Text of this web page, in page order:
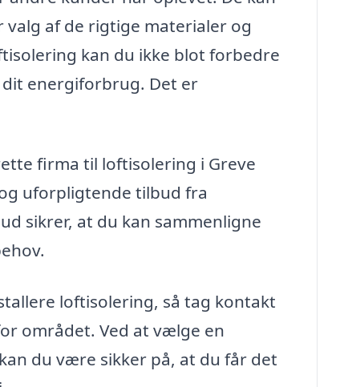
af de rigtige materialer og
kan du ikke blot forbedre
energiforbrug. Det er
firma til loftisolering i Greve
uforpligtende tilbud fra
sikrer, at du kan sammenligne
loftisolering, så tag kontakt
området. Ved at vælge en
du være sikker på, at du får det